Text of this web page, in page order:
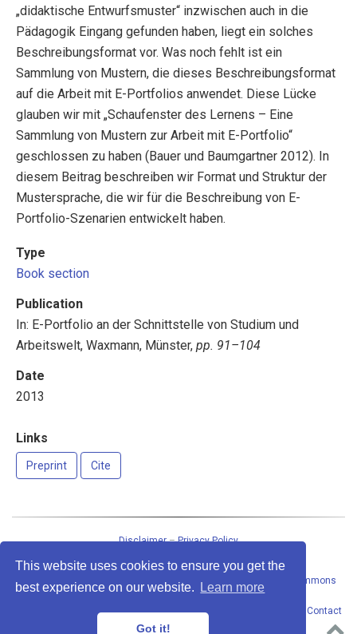
This website uses cookies to ensure you get the
best experience on our website.
Learn more
Got it!
„didaktische Entwurfsmuster“ inzwischen auch in die
Pädagogik Eingang gefunden haben, liegt ein solches
Beschreibungsformat vor. Was noch fehlt ist ein
Sammlung von Mustern, die dieses Beschreibungsformat
auf die Arbeit mit E-Portfolios anwendet. Diese Lücke
glauben wir mit „Schaufenster des Lernens – Eine
Sammlung von Mustern zur Arbeit mit E-Portfolio“
geschlossen zu haben (Bauer und Baumgartner 2012). In
diesem Beitrag beschreiben wir Format und Struktur der
Mustersprache, die wir für die Beschreibung von E-
Portfolio-Szenarien entwickelt haben.
Type
Book section
Publication
In: E-Portfolio an der Schnittstelle von Studium und
Arbeitswelt, Waxmann, Münster, pp. 91–104
Date
2013
Links
Preprint Cite
Disclaimer–Privacy Policy
This work by is licensed under a
Creative Commons
Attribution-ShareAlike 4.0 International License
Permissions beyond the scope of this license may be available at Contact
. · Powered by theAcademic theme